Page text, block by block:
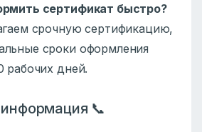
сертификат быстро?
срочную сертификацию,
сроки оформления
рабочих дней.
📞